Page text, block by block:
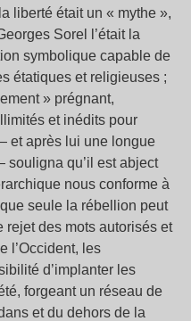
liberté était un « mythe »,
Sorel l’était la
symbolique capable de
étatiques et religieuses ;
» prégnant,
et inédits pour
et après lui une longue
souligna qu’il est abject
nous conforme à
seule la rébellion peut
rejet des mots autorisés et
l’Occident, les
d’implanter les
forgeant un réseau de
et du dehors de la